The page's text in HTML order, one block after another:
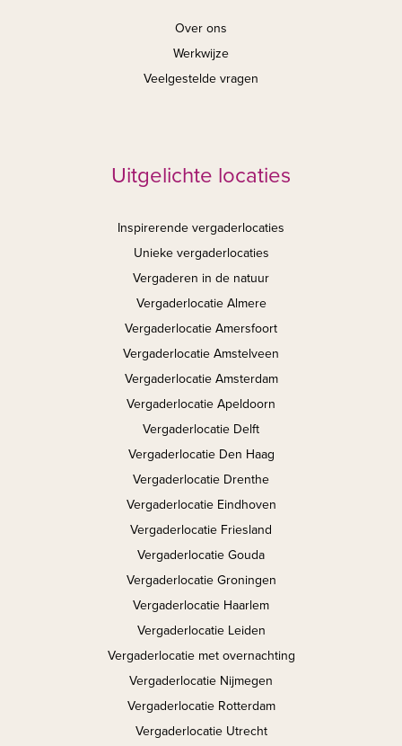
Over ons
Werkwijze
Veelgestelde vragen
Uitgelichte locaties
Inspirerende vergaderlocaties
Unieke vergaderlocaties
Vergaderen in de natuur
Vergaderlocatie Almere
Vergaderlocatie Amersfoort
Vergaderlocatie Amstelveen
Vergaderlocatie Amsterdam
Vergaderlocatie Apeldoorn
Vergaderlocatie Delft
Vergaderlocatie Den Haag
Vergaderlocatie Drenthe
Vergaderlocatie Eindhoven
Vergaderlocatie Friesland
Vergaderlocatie Gouda
Vergaderlocatie Groningen
Vergaderlocatie Haarlem
Vergaderlocatie Leiden
Vergaderlocatie met overnachting
Vergaderlocatie Nijmegen
Vergaderlocatie Rotterdam
Vergaderlocatie Utrecht